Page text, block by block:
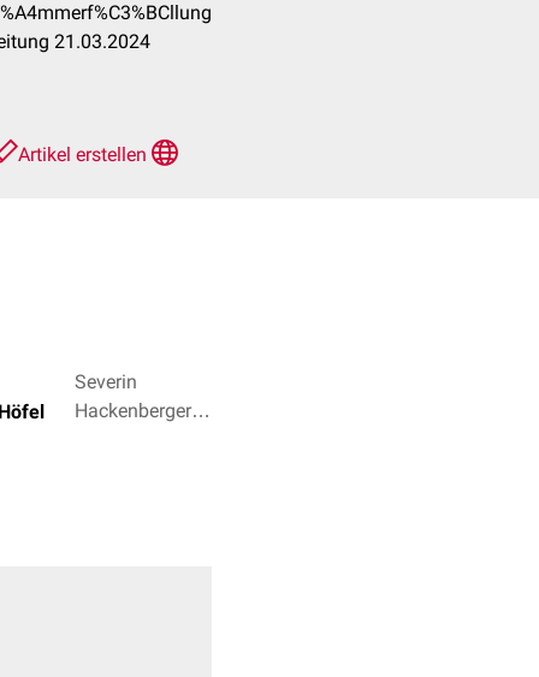
21.03.2024
Artikel erstellen
Severin
Hackenberger,